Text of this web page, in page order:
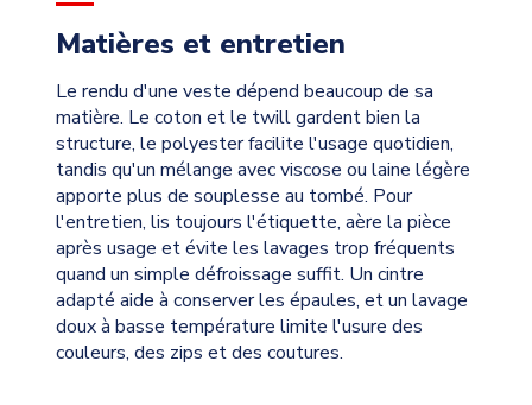
Matières et entretien
Le rendu d'une veste dépend beaucoup de sa
matière. Le coton et le twill gardent bien la
structure, le polyester facilite l'usage quotidien,
tandis qu'un mélange avec viscose ou laine légère
apporte plus de souplesse au tombé. Pour
l'entretien, lis toujours l'étiquette, aère la pièce
après usage et évite les lavages trop fréquents
quand un simple défroissage suffit. Un cintre
adapté aide à conserver les épaules, et un lavage
doux à basse température limite l'usure des
couleurs, des zips et des coutures.